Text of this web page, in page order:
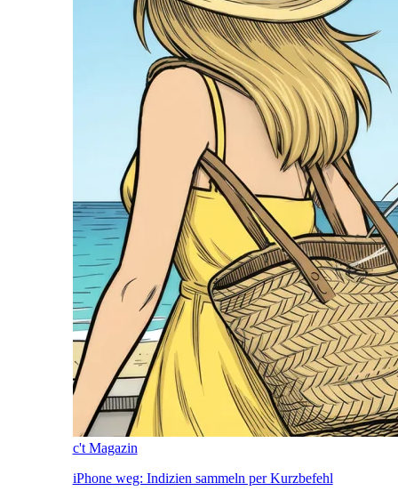
c't Magazin
iPhone weg: Indizien sammeln per Kurzbefehl